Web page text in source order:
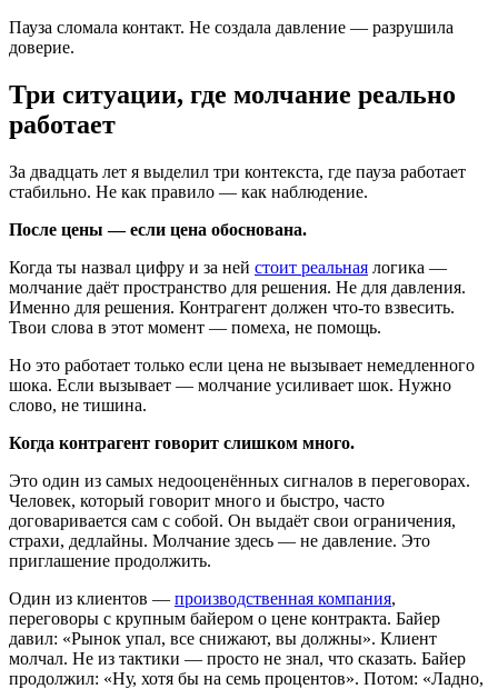
Пауза сломала контакт. Не создала давление — разрушила
доверие.
Три ситуации, где молчание реально
работает
За двадцать лет я выделил три контекста, где пауза работает
стабильно. Не как правило — как наблюдение.
После цены — если цена обоснована.
Когда ты назвал цифру и за ней стоит реальная логика —
молчание даёт пространство для решения. Не для давления.
Именно для решения. Контрагент должен что-то взвесить.
Твои слова в этот момент — помеха, не помощь.
Но это работает только если цена не вызывает немедленного
шока. Если вызывает — молчание усиливает шок. Нужно
слово, не тишина.
Когда контрагент говорит слишком много.
Это один из самых недооценённых сигналов в переговорах.
Человек, который говорит много и быстро, часто
договаривается сам с собой. Он выдаёт свои ограничения,
страхи, дедлайны. Молчание здесь — не давление. Это
приглашение продолжить.
Один из клиентов — производственная компания,
переговоры с крупным байером о цене контракта. Байер
давил: «Рынок упал, все снижают, вы должны». Клиент
молчал. Не из тактики — просто не знал, что сказать. Байер
продолжил: «Ну, хотя бы на семь процентов». Потом: «Ладно,